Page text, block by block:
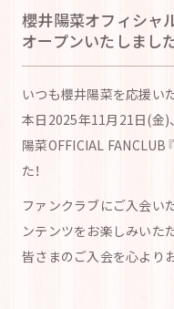
櫻井陽菜オフィシャ
オープンいたしました
いつも櫻井陽菜を応援い
本日2025年11月21日(金)
陽菜OFFICIAL FANCLUB
た！
ファンクラブにご入会い
ンテンツをお楽しみいた
皆さまのご入会を心より